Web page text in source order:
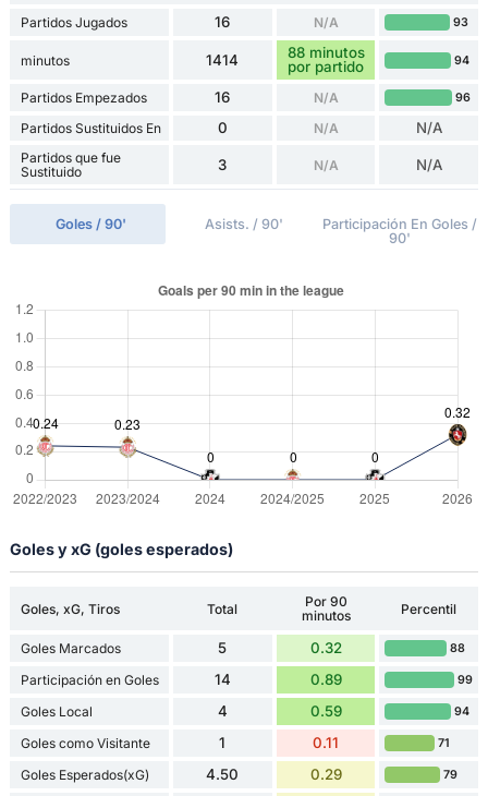
Partidos Jugados 16 N/A 93
minutos 1414
88 minutos
por partido
94
Partidos Empezados 16 N/A 96
Partidos Sustituidos En 0 N/A N/A
Partidos que fue
Sustituido
3 N/A N/A
Goles / 90' Asists. / 90'
Participación En Goles /
90'
Goles y xG (goles esperados)
Goles, xG, Tiros Total
Por 90
minutos
Percentil
Goles Marcados 5 0.32 88
Participación en Goles 14 0.89 99
Goles Local 4 0.59 94
Goles como Visitante 1 0.11 71
Goles Esperados(xG) 4.50 0.29 79